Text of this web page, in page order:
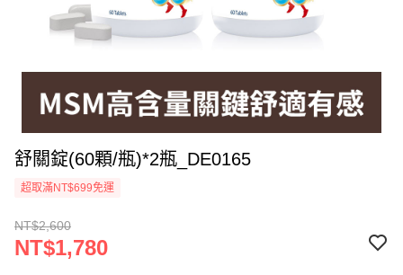
舒關錠(60顆/瓶)*2瓶_DE0165
超取滿NT$699免運
NT$2,600
NT$1,780